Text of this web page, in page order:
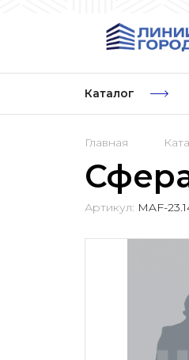
Каталог
Главная
Артикул: MAF-